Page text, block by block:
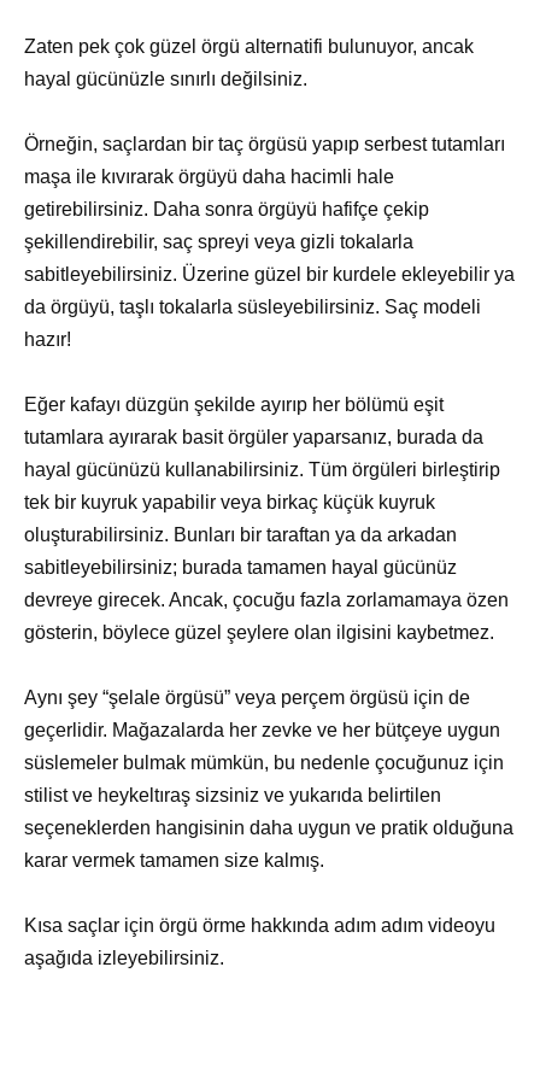
Zaten pek çok güzel örgü alternatifi bulunuyor, ancak
hayal gücünüzle sınırlı değilsiniz.
Örneğin, saçlardan bir taç örgüsü yapıp serbest tutamları
maşa ile kıvırarak örgüyü daha hacimli hale
getirebilirsiniz. Daha sonra örgüyü hafifçe çekip
şekillendirebilir, saç spreyi veya gizli tokalarla
sabitleyebilirsiniz. Üzerine güzel bir kurdele ekleyebilir ya
da örgüyü, taşlı tokalarla süsleyebilirsiniz. Saç modeli
hazır!
Eğer kafayı düzgün şekilde ayırıp her bölümü eşit
tutamlara ayırarak basit örgüler yaparsanız, burada da
hayal gücünüzü kullanabilirsiniz. Tüm örgüleri birleştirip
tek bir kuyruk yapabilir veya birkaç küçük kuyruk
oluşturabilirsiniz. Bunları bir taraftan ya da arkadan
sabitleyebilirsiniz; burada tamamen hayal gücünüz
devreye girecek. Ancak, çocuğu fazla zorlamamaya özen
gösterin, böylece güzel şeylere olan ilgisini kaybetmez.
Aynı şey “şelale örgüsü” veya perçem örgüsü için de
geçerlidir. Mağazalarda her zevke ve her bütçeye uygun
süslemeler bulmak mümkün, bu nedenle çocuğunuz için
stilist ve heykeltıraş sizsiniz ve yukarıda belirtilen
seçeneklerden hangisinin daha uygun ve pratik olduğuna
karar vermek tamamen size kalmış.
Kısa saçlar için örgü örme hakkında adım adım videoyu
aşağıda izleyebilirsiniz.